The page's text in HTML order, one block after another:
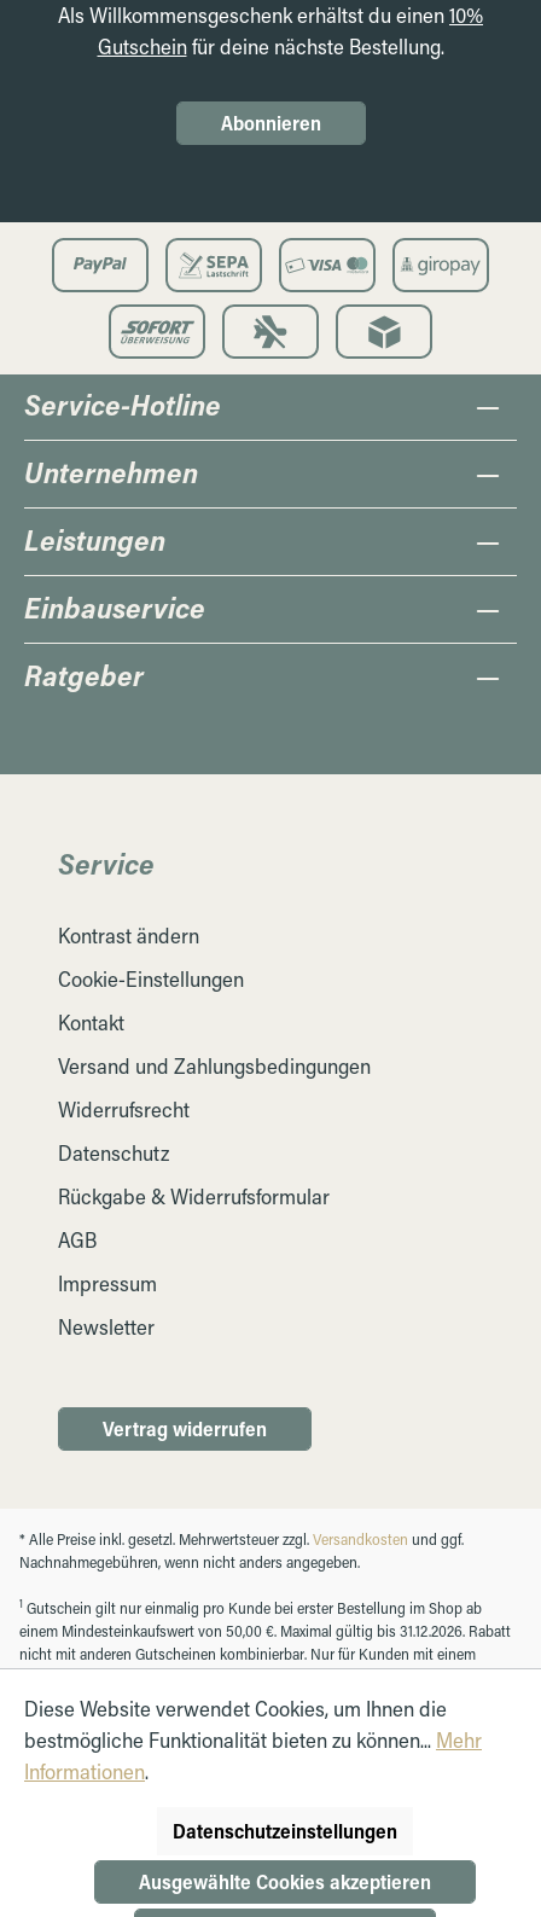
Als Willkommensgeschenk erhältst du einen10%
Gutscheinfür deine nächste Bestellung.
Abonnieren
Service-Hotline
Unternehmen
Leistungen
Einbauservice
Ratgeber
Service
Kontrast ändern
Cookie-Einstellungen
Kontakt
Versand und Zahlungsbedingungen
Widerrufsrecht
Datenschutz
Rückgabe & Widerrufsformular
AGB
Impressum
Newsletter
Vertrag widerrufen
* Alle Preise inkl. gesetzl. Mehrwertsteuer zzgl.Versandkosten und ggf.
Nachnahmegebühren, wenn nicht anders angegeben.
1 Gutschein gilt nur einmalig pro Kunde bei erster Bestellung im Shop ab
einem Mindesteinkaufswert von 50,00 €. Maximal gültig bis 31.12.2026. Rabatt
nicht mit anderen Gutscheinen kombinierbar. Nur für Kunden mit einem
Diese Website verwendet Cookies, um Ihnen die
bestmögliche Funktionalität bieten zu können... Mehr
Informationen.
Datenschutzeinstellungen
Ausgewählte Cookies akzeptieren